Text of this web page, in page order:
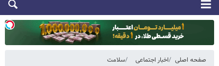
صفحه اصلی اخبار اجتماعی سلامت